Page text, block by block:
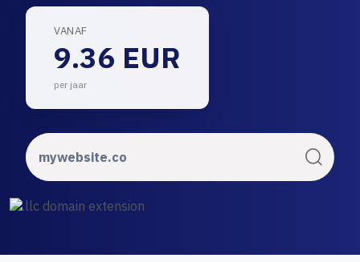
VANAF
9.36 EUR
per jaar